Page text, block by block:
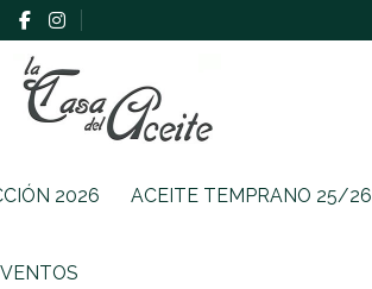
2026 ACEITE TEMPRANO 25/26